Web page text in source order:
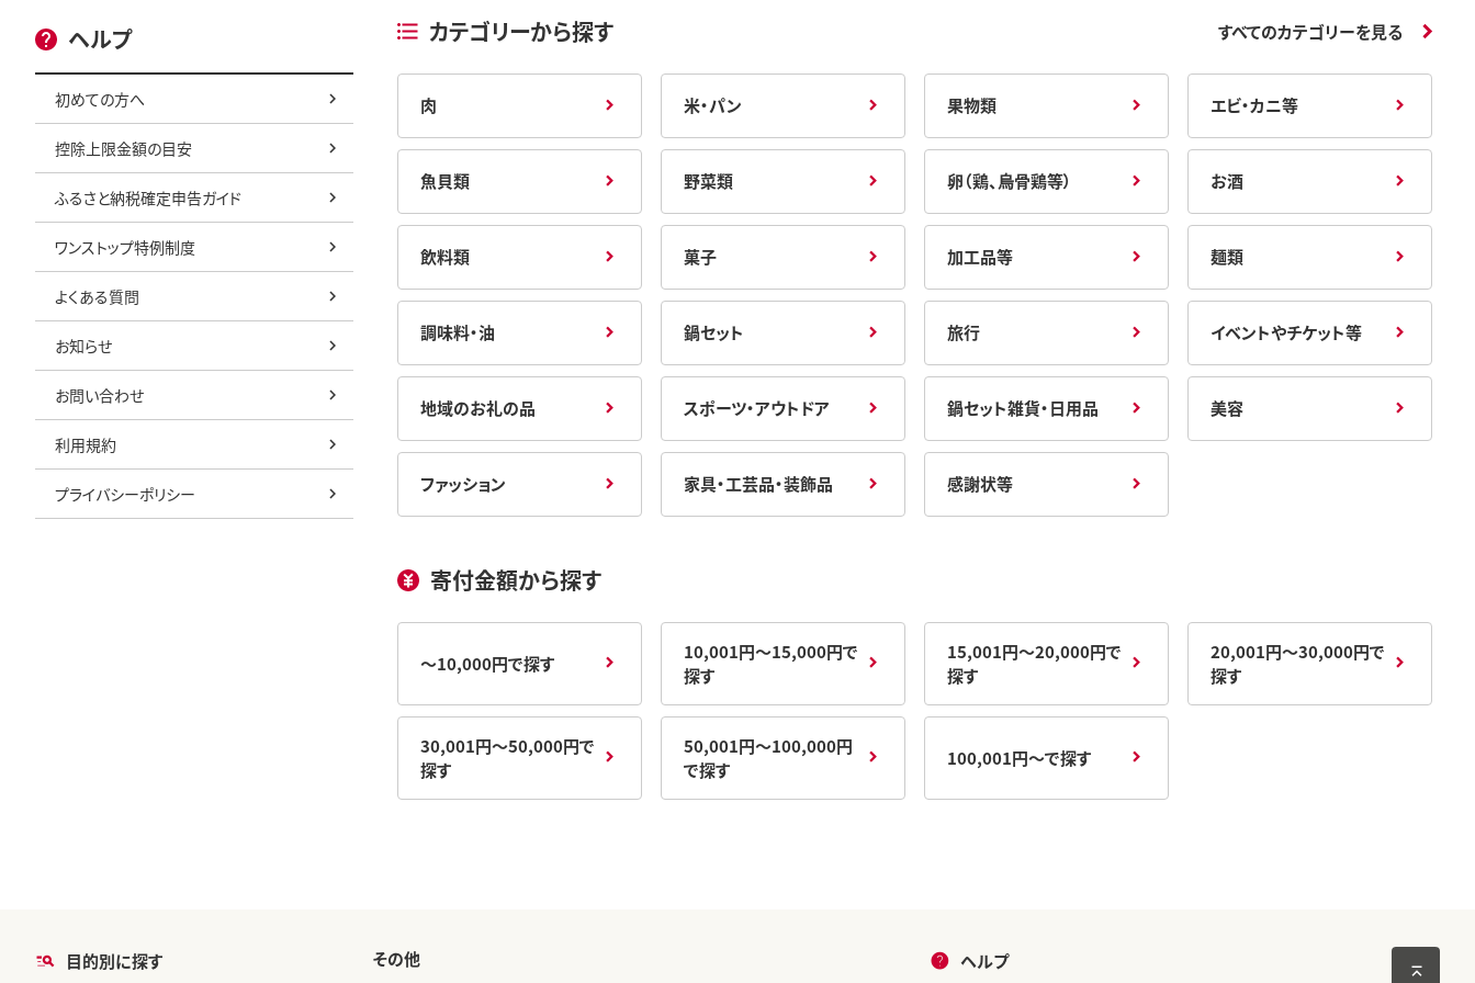
ヘルプ
初めての方へ
控除上限金額の目安
ふるさと納税確定申告ガイド
ワンストップ特例制度
よくある質問
お知らせ
お問い合わせ
利用規約
プライバシーポリシー
カテゴリーから探す すべてのカテゴリーを見る
肉 米・パン 果物類 エビ・カニ等
魚貝類 野菜類 卵（鶏、烏骨鶏等） お酒
飲料類 菓子 加工品等 麺類
調味料・油 鍋セット 旅行 イベントやチケット等
地域のお礼の品 スポーツ・アウトドア 鍋セット雑貨・日用品 美容
ファッション 家具・工芸品・装飾品 感謝状等
寄付金額から探す
～10,000円で探す
10,001円～15,000円で
探す
15,001円～20,000円で
探す
20,001円～30,000円で
探す
30,001円～50,000円で
探す
50,001円～100,000円
で探す
100,001円～で探す
目的別に探す その他 ヘルプ